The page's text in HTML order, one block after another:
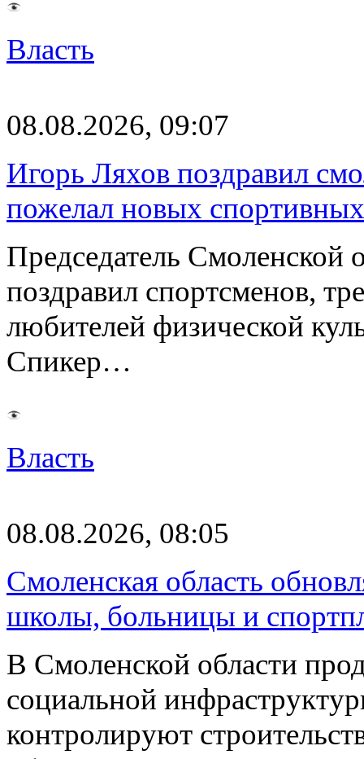
Власть
08.08.2026, 09:07
Игорь Ляхов поздравил
пожелал новых
Председатель
поздравил спортсменов,
любителей физической
Спикер…
Власть
08.08.2026, 08:05
Смоленская область
школы, больницы и
В Смоленской области
социальной
контролируют